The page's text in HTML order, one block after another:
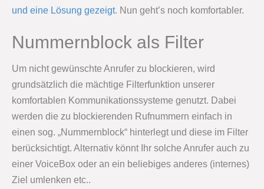
und eine Lösung gezeigt. Nun geht’s noch komfortabler.
Nummernblock als Filter
Um nicht gewünschte Anrufer zu blockieren, wird
grundsätzlich die mächtige Filterfunktion unserer
komfortablen Kommunikationssysteme genutzt. Dabei
werden die zu blockierenden Rufnummern einfach in
einen sog. „Nummernblock“ hinterlegt und diese im Filter
berücksichtigt. Alternativ könnt Ihr solche Anrufer auch zu
einer VoiceBox oder an ein beliebiges anderes (internes)
Ziel umlenken etc..